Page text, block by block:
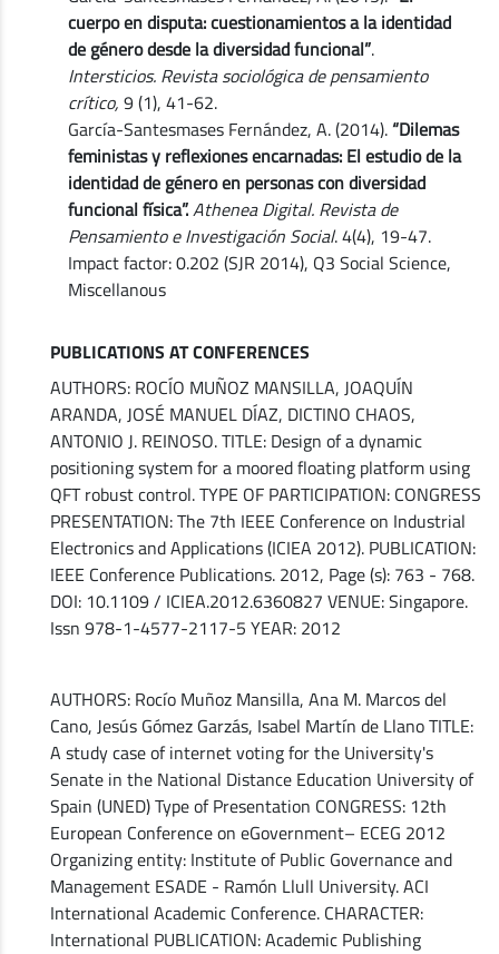
cuerpo en disputa: cuestionamientos a la identidad
de género desde la diversidad funcional”.
Intersticios. Revista sociológica de pensamiento
crítico, 9 (1), 41-62.
García-Santesmases Fernández, A. (2014).“Dilemas
feministas y reflexiones encarnadas: El estudio de la
identidad de género en personas con diversidad
funcional física”.Athenea Digital. Revista de
Pensamiento e Investigación Social. 4(4), 19-47.
Impact factor: 0.202 (SJR 2014), Q3 Social Science,
Miscellanous
PUBLICATIONS AT CONFERENCES
AUTHORS: ROCÍO MUÑOZ MANSILLA, JOAQUÍN
ARANDA, JOSÉ MANUEL DÍAZ, DICTINO CHAOS,
ANTONIO J. REINOSO. TITLE: Design of a dynamic
positioning system for a moored floating platform using
QFT robust control. TYPE OF PARTICIPATION: CONGRESS
PRESENTATION: The 7th IEEE Conference on Industrial
Electronics and Applications (ICIEA 2012). PUBLICATION:
IEEE Conference Publications. 2012, Page (s): 763 - 768.
DOI: 10.1109 / ICIEA.2012.6360827 VENUE: Singapore.
Issn 978-1-4577-2117-5 YEAR: 2012
AUTHORS: Rocío Muñoz Mansilla, Ana M. Marcos del
Cano, Jesús Gómez Garzás, Isabel Martín de Llano TITLE:
A study case of internet voting for the University's
Senate in the National Distance Education University of
Spain (UNED) Type of Presentation CONGRESS: 12th
European Conference on eGovernment– ECEG 2012
Organizing entity: Institute of Public Governance and
Management ESADE - Ramón Llull University. ACI
International Academic Conference. CHARACTER:
International PUBLICATION: Academic Publishing